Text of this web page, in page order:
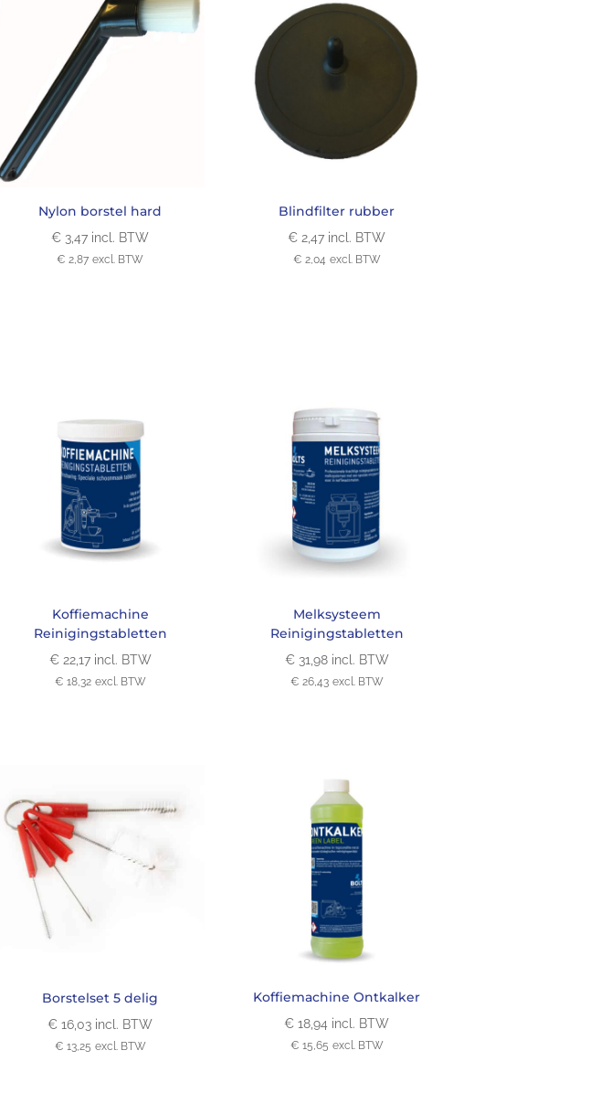
Nylon borstel hard
€ 3,47 incl. BTW
€ 2,87 excl. BTW
Blindfilter rubber
€ 2,47 incl. BTW
€ 2,04 excl. BTW
Koffiemachine
Reinigingstabletten
€22,17 incl. BTW
€ 18,32 excl. BTW
Melksysteem
Reinigingstabletten
€31,98 incl. BTW
€ 26,43 excl. BTW
Borstelset 5 delig
€ 16,03 incl. BTW
€ 13,25 excl. BTW
Koffiemachine Ontkalker
€ 18,94 incl. BTW
€ 15,65 excl. BTW